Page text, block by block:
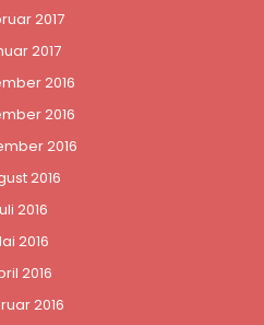
2017
2017
2016
2016
2016
2016
2016
2016
2016
2016